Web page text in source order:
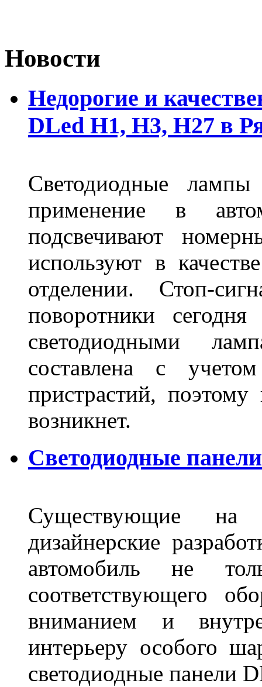
Новости
Недорогие и
DLed Н1, Н3, Н27 в
Светодиодные
применение в
подсвечивают
используют в
отделении. Стоп-
поворотники
светодиодными
составлена с
пристрастий,
возникнет.
Светодиодные
Существующие
дизайнерские
автомобиль не
соответствующего
вниманием и
интерьеру особого
светодиодные панели